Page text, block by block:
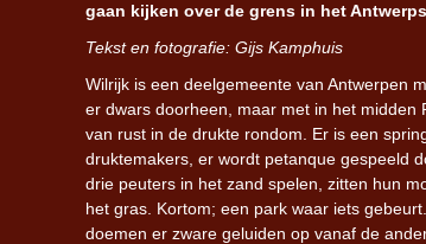
gaan kijken over de grens in het
Tekst en fotografie: Gijs Kamphuis
Wilrijk is een deelgemeente van Antwerpen
er dwars doorheen, maar met in het midden
van rust in de drukte rondom. Er is een
druktemakers, er wordt petanque gespeeld
drie peuters in het zand spelen, zitten hun
het gras. Kortom; een park waar iets
doemen er zware geluiden op vanaf de